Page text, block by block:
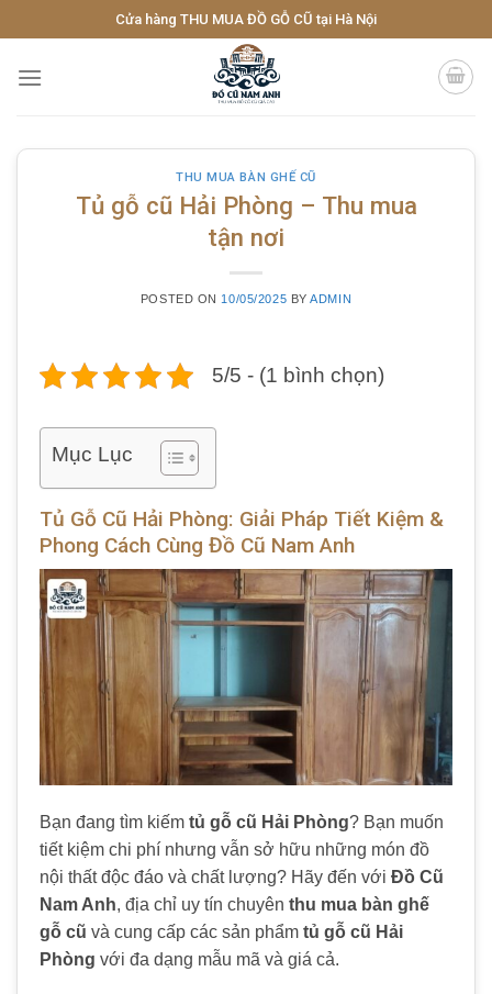
to
content
Cửa hàng THU MUA ĐỒ GỖ CŨ tại Hà Nội
THU MUA BÀN GHẾ CŨ
Tủ gỗ cũ Hải Phòng – Thu mua
tận nơi
POSTED ON 10/05/2025 BYADMIN
5/5 - (1 bình chọn)
Mục Lục
Tủ Gỗ Cũ Hải Phòng: Giải Pháp Tiết Kiệm &
Phong Cách Cùng Đồ Cũ Nam Anh
Bạn đang tìm kiếm tủ gỗ cũ Hải Phòng? Bạn muốn
tiết kiệm chi phí nhưng vẫn sở hữu những món đồ
nội thất độc đáo và chất lượng? Hãy đến với Đồ Cũ
Nam Anh, địa chỉ uy tín chuyên thu mua bàn ghế
gỗ cũ và cung cấp các sản phẩm tủ gỗ cũ Hải
Phòng với đa dạng mẫu mã và giá cả.